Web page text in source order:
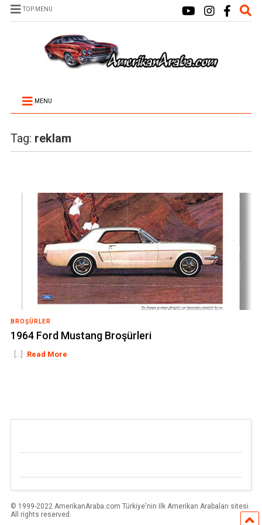
TOP MENU
MENU
Tag: reklam
BROŞÜRLER
1964 Ford Mustang Broşürleri
. [...] Read More
© 1999-2022 AmerikanAraba.com Türkiye'nin Ilk Amerikan Arabaları sitesi.
All rights reserved.